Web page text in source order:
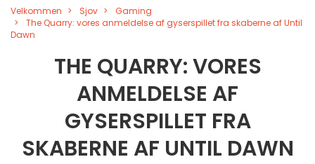
Velkommen Sjov
Gaming
The Quarry: vores anmeldelse af gyserspillet fra skaberne af Until
Dawn
THE QUARRY: VORES
ANMELDELSE AF
GYSERSPILLET FRA
SKABERNE AF UNTIL DAWN